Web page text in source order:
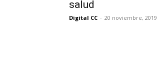
salud
Digital CC - 20 noviembre, 2019